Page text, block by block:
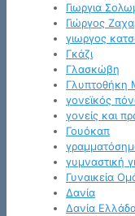
Γιωργια
Γιώργος
γιωργος
Γκάζι
Γλασκώβη
Γλυπτοθήκη
γονεϊκός
γονείς και
Γουόκαπ
γυμναστική
Γυναικεία
Δανία
Δανία